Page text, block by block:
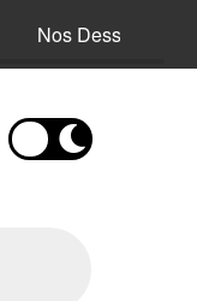
Nos Desserts